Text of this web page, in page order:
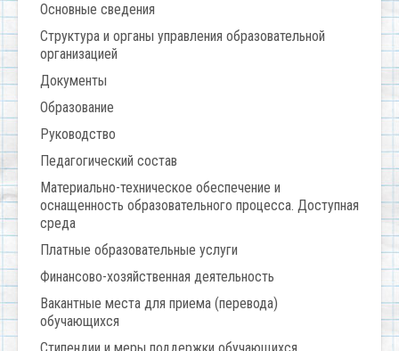
Основные сведения
Структура и органы управления образовательной
организацией
Документы
Образование
Руководство
Педагогический состав
Материально-техническое обеспечение и
оснащенность образовательного процесса. Доступная
среда
Платные образовательные услуги
Финансово-хозяйственная деятельность
Вакантные места для приема (перевода)
обучающихся